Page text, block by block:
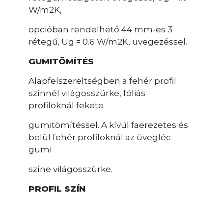
W/m2K,
opcióban rendelhető 44 mm-es 3
rétegű, Ug = 0.6 W/m2K, üvegezéssel.
GUMITÖMÍTÉS
Alapfelszereltségben a fehér profil
színnél világosszürke, fóliás
profiloknál fekete
gumitömítéssel. A kívül faerezetes és
belül fehér profiloknál az üvegléc
gumi
színe világosszürke.
PROFIL SZÍN